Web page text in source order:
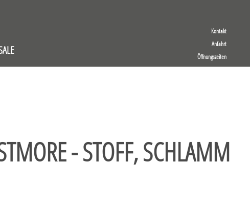
Kontakt
Anfahrt
Öffnungszeiten
- STOFF, SCHLAMM